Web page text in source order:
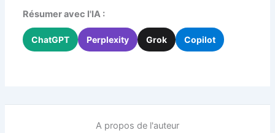
Résumer avec l'IA :
ChatGPT Perplexity Grok Copilot
A propos de l'auteur